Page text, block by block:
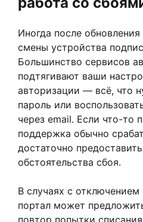
Иногда после
смены устройства
Большинство сервисов
подтягивают ваши
авторизации — всё, что
пароль или
через email. Если что-то
поддержка обычно
достаточно
обстоятельства сбоя.
В случаях с
портал может
повтор попытки